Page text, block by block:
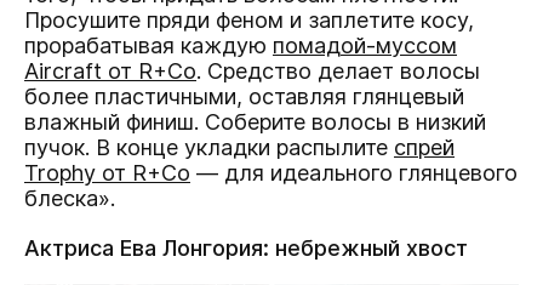
Просушите пряди феном и заплетите косу,
прорабатывая каждую помадой-муссом
Airсraft от R+Co. Средство делает волосы
более пластичными, оставляя глянцевый
влажный финиш. Соберите волосы в низкий
пучок. В конце укладки распылите спрей
Trophy от R+Co — для идеального глянцевого
блеска».
Актриса Ева Лонгория: небрежный хвост